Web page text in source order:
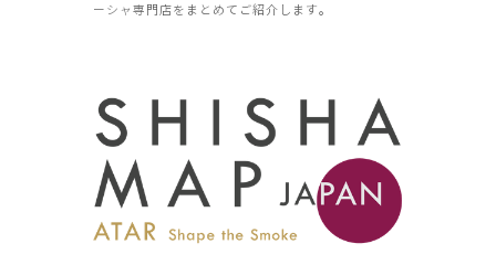
ーシャ専門店をまとめてご紹介します。